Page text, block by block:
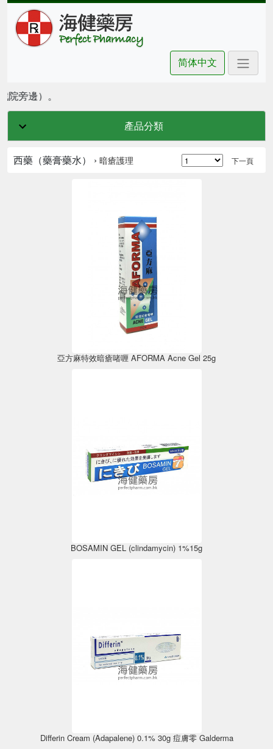
简体中文
旁邊）。
產品分類
西藥（藥膏藥水） › 暗瘡護理 下一頁
亞方麻特效暗瘡啫喱 AFORMA Acne Gel 25g
BOSAMIN GEL (clindamycin) 1%15g
Differin Cream (Adapalene) 0.1% 30g 痘膚零 Galderma